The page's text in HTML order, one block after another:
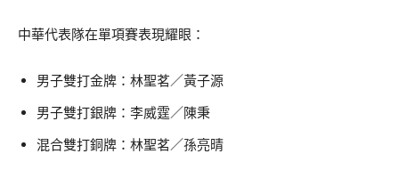
中華代表隊在單項賽表現耀眼：
男子雙打金牌：林聖茗／黃子源
男子雙打銀牌：李威霆／陳秉
混合雙打銅牌：林聖茗／孫亮晴